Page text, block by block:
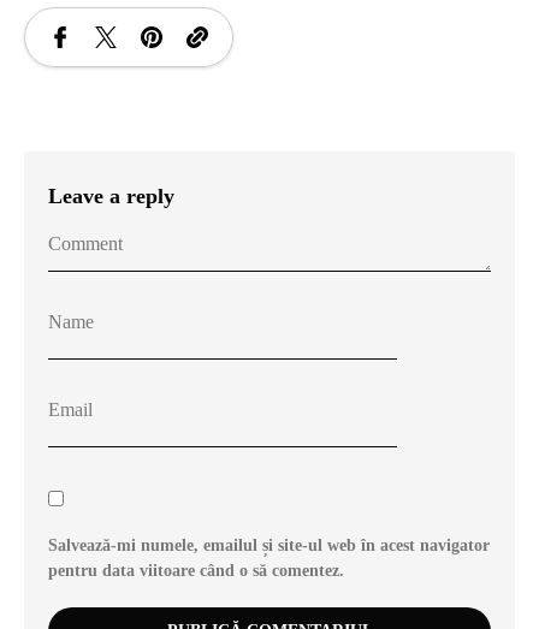
Leave a reply
Salvează-mi numele, emailul și site-ul web în acest navigator
pentru data viitoare când o să comentez.